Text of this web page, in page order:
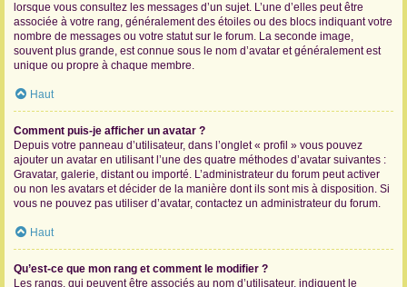
lorsque vous consultez les messages d’un sujet. L’une d’elles peut être
associée à votre rang, généralement des étoiles ou des blocs indiquant votre
nombre de messages ou votre statut sur le forum. La seconde image,
souvent plus grande, est connue sous le nom d’avatar et généralement est
unique ou propre à chaque membre.
Haut
Comment puis-je afficher un avatar ?
Depuis votre panneau d’utilisateur, dans l’onglet « profil » vous pouvez
ajouter un avatar en utilisant l’une des quatre méthodes d’avatar suivantes :
Gravatar, galerie, distant ou importé. L’administrateur du forum peut activer
ou non les avatars et décider de la manière dont ils sont mis à disposition. Si
vous ne pouvez pas utiliser d’avatar, contactez un administrateur du forum.
Haut
Qu’est-ce que mon rang et comment le modifier ?
Les rangs, qui peuvent être associés au nom d’utilisateur, indiquent le